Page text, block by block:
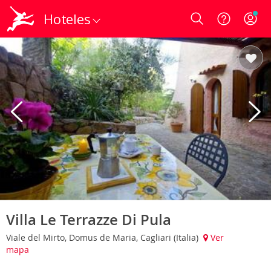
Hoteles Login
Villa Le Terrazze Di Pula
Viale del Mirto, Domus de Maria, Cagliari (Italia)
Ver
mapa